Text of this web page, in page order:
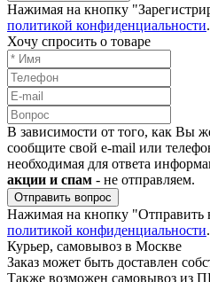
Нажимая на кнопку
политикой конфиденциальности.
Хочу спросить о товаре
В зависимости от того, как Вы
сообщите свой e-mail или
необходимая для ответа
акции и спам - не отправляем.
Отправить вопрос
Нажимая на кнопку "Отправить
политикой конфиденциальности.
Курьер, самовывоз в Москве
Заказ может быть доставлен
Также возможен самовывоз из